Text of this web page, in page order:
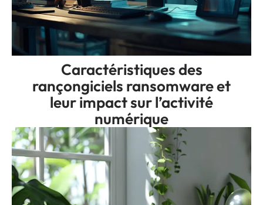
Caractéristiques des
rançongiciels ransomware et
leur impact sur l’activité
numérique